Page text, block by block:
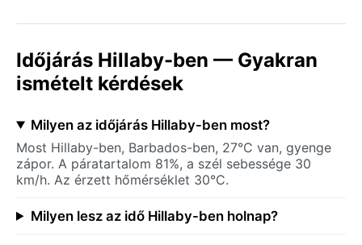
Időjárás Hillaby-ben — Gyakran
ismételt kérdések
Milyen az időjárás Hillaby-ben most?
Most Hillaby-ben, Barbados-ben, 27°C van, gyenge
zápor. A páratartalom 81%, a szél sebessége 30
km/h. Az érzett hőmérséklet 30°C.
Milyen lesz az idő Hillaby-ben holnap?